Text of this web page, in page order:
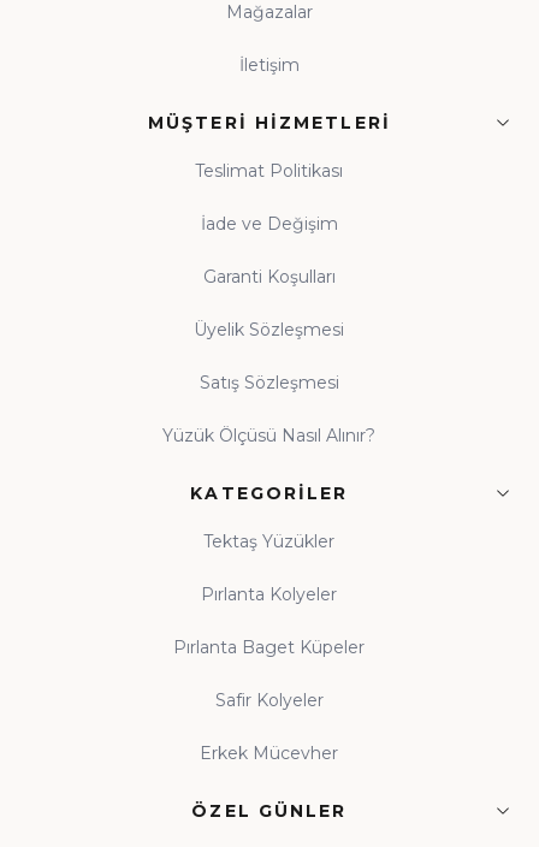
Mağazalar
İletişim
MÜŞTERI HIZMETLERI
Teslimat Politikası
İade ve Değişim
Garanti Koşulları
Üyelik Sözleşmesi
Satış Sözleşmesi
Yüzük Ölçüsü Nasıl Alınır?
KATEGORILER
Tektaş Yüzükler
Pırlanta Kolyeler
Pırlanta Baget Küpeler
Safir Kolyeler
Erkek Mücevher
ÖZEL GÜNLER